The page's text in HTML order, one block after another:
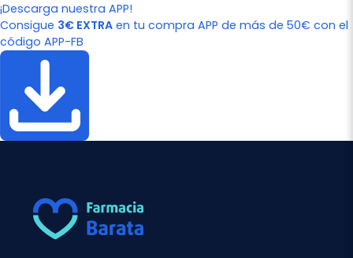
¡Descarga nuestra APP!
Consigue 3€ EXTRA en tu compra APP de más de 50€ con el
código APP-FB